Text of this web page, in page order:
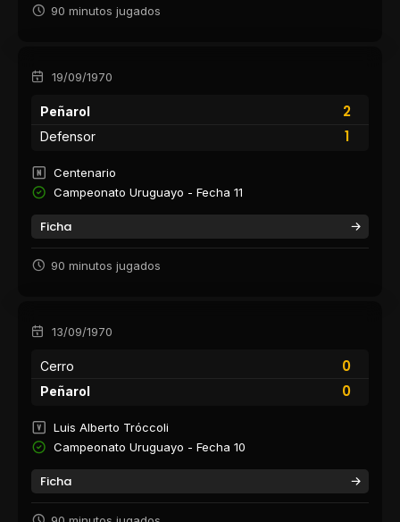
90 minutos jugados
19/09/1970
Peñarol
2
1
Defensor
Centenario
Campeonato Uruguayo - Fecha 11
Ficha
90 minutos jugados
13/09/1970
Cerro
0
0
Peñarol
Luis Alberto Tróccoli
Campeonato Uruguayo - Fecha 10
Ficha